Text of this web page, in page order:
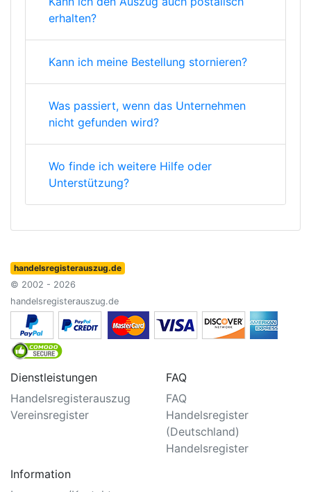
erhalten?
Kann ich meine Bestellung stornieren?
Was passiert, wenn das Unternehmen
nicht gefunden wird?
Wo finde ich weitere Hilfe oder
Unterstützung?
handelsregisterauszug.de
© 2002 - 2026
handelsregisterauszug.de
Dienstleistungen
Handelsregisterauszug
Vereinsregister
FAQ
FAQ
Handelsregister
(Deutschland)
Handelsregister
Information